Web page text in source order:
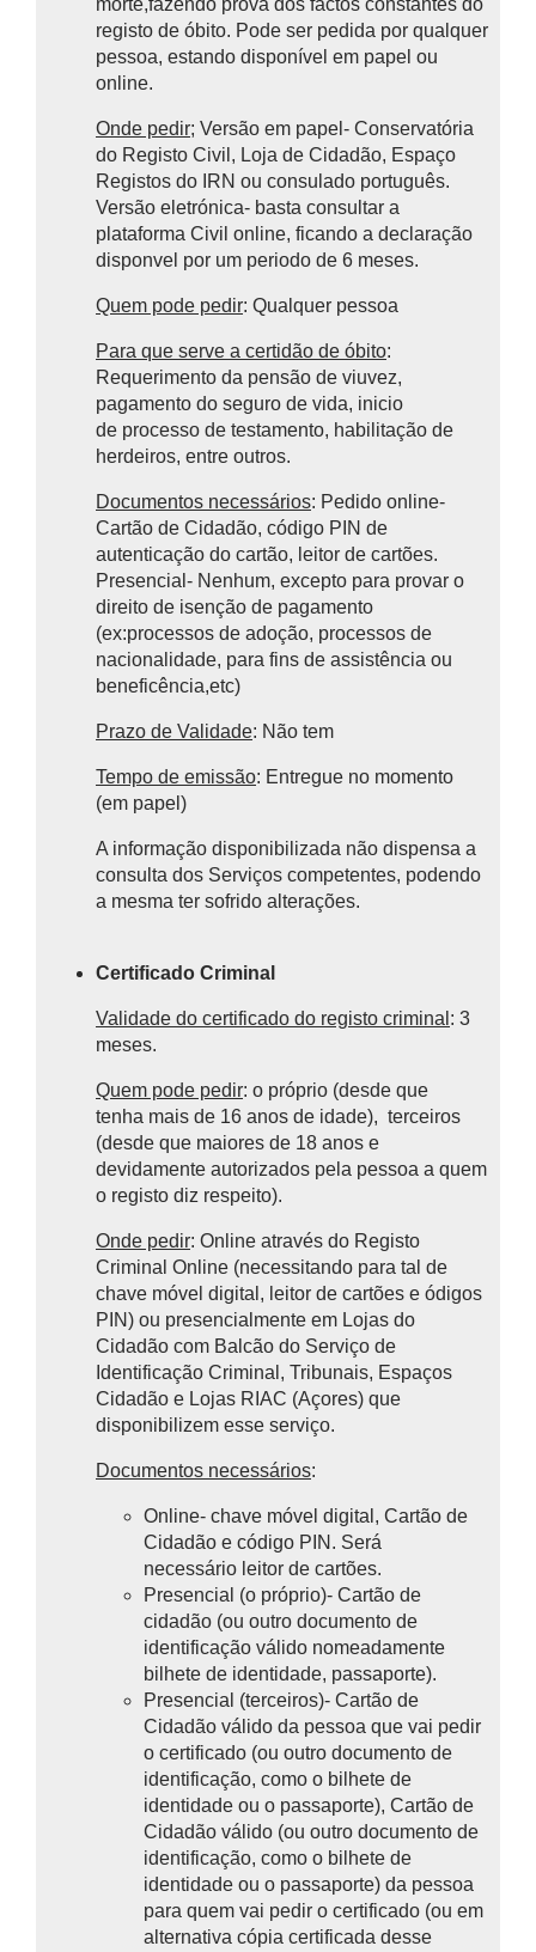
morte,fazendo prova dos factos constantes do
registo de óbito. Pode ser pedida por qualquer
pessoa, estando disponível em papel ou
online.
Onde pedir; Versão em papel- Conservatória
do Registo Civil, Loja de Cidadão, Espaço
Registos do IRN ou consulado português.
Versão eletrónica- basta consultar a
plataforma Civil online, ficando a declaração
disponvel por um periodo de 6 meses.
Quem pode pedir: Qualquer pessoa
Para que serve a certidão de óbito:
Requerimento da pensão de viuvez,
pagamento do seguro de vida, inicio
de processo de testamento, habilitação de
herdeiros, entre outros.
Documentos necessários: Pedido online-
Cartão de Cidadão, código PIN de
autenticação do cartão, leitor de cartões.
Presencial- Nenhum, excepto para provar o
direito de isenção de pagamento
(ex:processos de adoção, processos de
nacionalidade, para fins de assistência ou
beneficência,etc)
Prazo de Validade: Não tem
Tempo de emissão: Entregue no momento
(em papel)
A informação disponibilizada não dispensa a
consulta dos Serviços competentes, podendo
a mesma ter sofrido alterações.
Certificado Criminal
Validade do certificado do registo criminal : 3
meses.
Quem pode pedir: o próprio (desde que
tenha mais de 16 anos de idade), terceiros
(desde que maiores de 18 anos e
devidamente autorizados pela pessoa a quem
o registo diz respeito).
Onde pedir: Online através do Registo
Criminal Online (necessitando para tal de
chave móvel digital, leitor de cartões e ódigos
PIN) ou presencialmente em Lojas do
Cidadão com Balcão do Serviço de
Identificação Criminal , Tribunais, Espaços
Cidadão e Lojas RIAC (Açores) que
disponibilizem esse serviço.
Documentos necessários:
Online- chave móvel digital, Cartão de
Cidadão e código PIN. Será
necessário leitor de cartões.
Presencial (o próprio)- Cartão de
cidadão (ou outro documento de
identificação válido nomeadamente
bilhete de identidade, passaporte).
Presencial (terceiros)- Cartão de
Cidadão válido da pessoa que vai pedir
o certificado (ou outro documento de
identificação, como o bilhete de
identidade ou o passaporte), Cartão de
Cidadão válido (ou outro documento de
identificação, como o bilhete de
identidade ou o passaporte) da pessoa
para quem vai pedir o certificado (ou em
alternativa cópia certificada desse